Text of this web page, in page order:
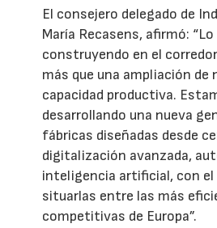
El consejero delegado de
María Recasens, afirmó:
construyendo en el
más que una ampliación de
capacidad productiva.
desarrollando una nueva
fábricas diseñadas desde
digitalización avanzada,
inteligencia artificial, con el
situarlas entre las más
competitivas de Europa”.